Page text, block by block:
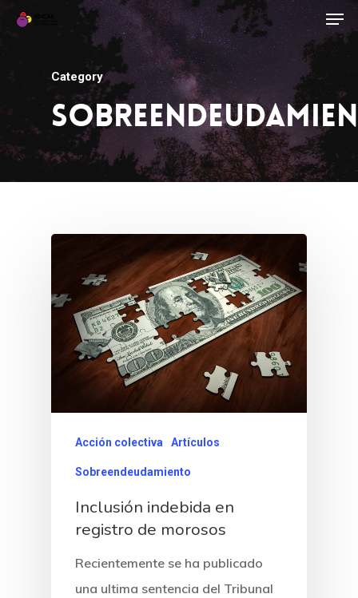
Category
Acción colectiva Artículos
Sobreendeudamiento
Inclusión indebida en
registro de morosos
Recientemente se ha publicado
una ultima sentencia del Tribunal